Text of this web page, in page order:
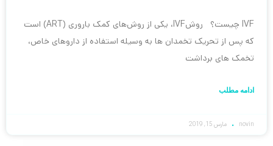
IVF چیست؟ روشIVF، یکی از روش‌های کمک باروری (ART) است
که پس از تحریک تخمدان ها به وسیله استفاده از داروهای خاص،
تخمک های برداشت
ادامه مطلب
novin مارس 15, 2019